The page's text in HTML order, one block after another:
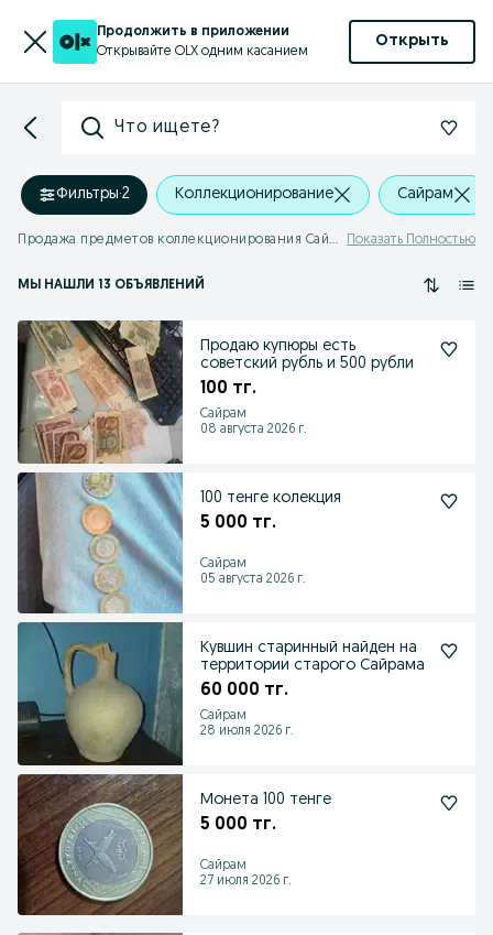
Продолжить в приложении
Открывайте OLX одним касанием
Открыть
Что ищете?
Фильтры·2 Коллекционирование Сайрам
Продажа предметов коллекционирования Сайрам Показать Полностью
МЫ НАШЛИ 13 ОБЪЯВЛЕНИЙ
Продаю купюры есть
советский рубль и 500 рубли
100 тг.
Сайрам
08 августа 2026 г.
100 тенге колекция
5 000 тг.
Сайрам
05 августа 2026 г.
Кувшин старинный найден на
территории старого Сайрама
60 000 тг.
Сайрам
28 июля 2026 г.
Монета 100 тенге
5 000 тг.
Сайрам
27 июля 2026 г.